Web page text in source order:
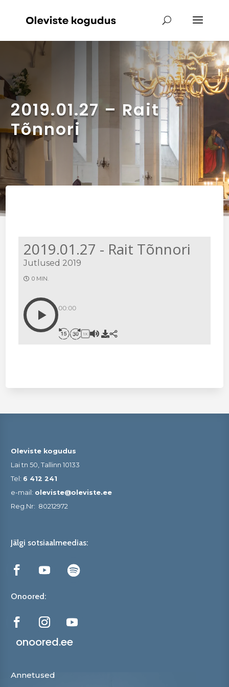
2019.01.27 – Rait
Tõnnori
2019.01.27 - Rait Tõnnori
Jutlused 2019
0 MIN.
00:00
1X
Oleviste kogudus
Lai tn 50, Tallinn 10133
Tel: 6 412 241
e-mail: oleviste@oleviste.ee
Reg.Nr: 80212972
Jälgi sotsiaalmeedias:
Onoored:
onoored.ee
Annetused